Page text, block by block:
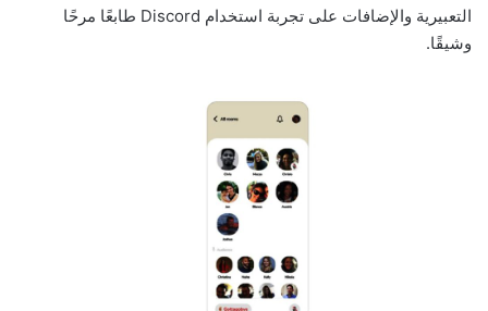
التعبيرية والإضافات على تجربة استخدام Discord طابعًا مرحًا
وشيقًا.